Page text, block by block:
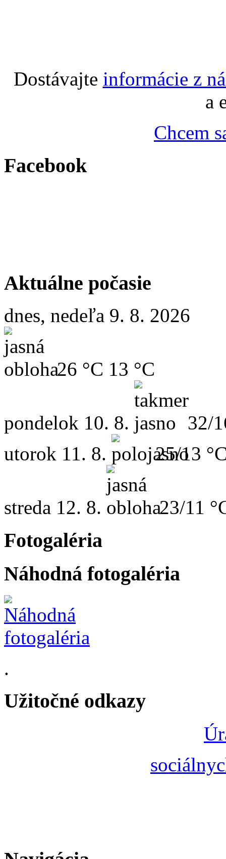
Dostávajte informácie z
a
Chcem
Facebook
Aktuálne počasie
dnes, nedeľa 9. 8. 2026
26 °C 13 °C
pondelok 10. 8.
32/
utorok 11. 8. 25/13
streda 12. 8. 23/11
Fotogaléria
Náhodná fotogaléria
.
Užitočné odkazy